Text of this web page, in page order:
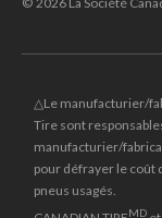
△Le manufacturier/
Tire sont
manufacturier/
pour défrayer le coût
pneus usagés.
MD